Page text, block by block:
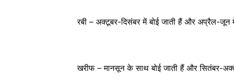
रबी – अक्टूबर-दिसंबर में बोई जाती हैं और अप्रैल-जून
खरीफ – मानसून के साथ बोई जाती हैं और सितंबर-